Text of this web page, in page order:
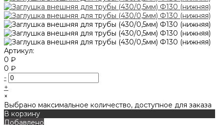
Артикул:
0 ₽
0 ₽
-
+
×
Выбрано максимальное количество, доступное для заказа
В корзину
Добавлено